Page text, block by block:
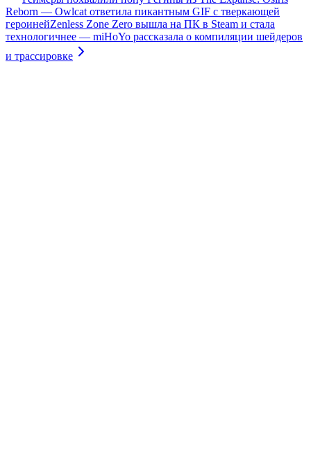
Reborn — Owlcat ответила пикантным GIF с тверкающей
героинейZenless Zone Zero вышла на ПК в Steam и стала
технологичнее — miHoYo рассказала о компиляции шейдеров
и трассировке